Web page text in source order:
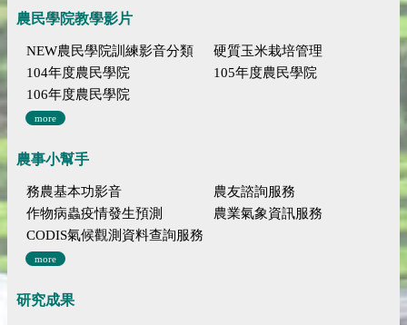
農民學院教學影片
NEW農民學院訓練影音分類
硬質玉米栽培管理
104年度農民學院
105年度農民學院
106年度農民學院
more
農事小幫手
務農基本功影音
農友諮詢服務
作物病蟲疫情發生預測
農業氣象資訊服務
CODIS氣候觀測資料查詢服務
more
研究成果